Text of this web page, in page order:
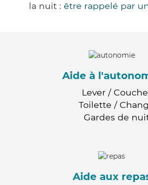
la nuit : être rappelé par
Aide à
Lever /
Toilette /
Gardes de
Aide aux